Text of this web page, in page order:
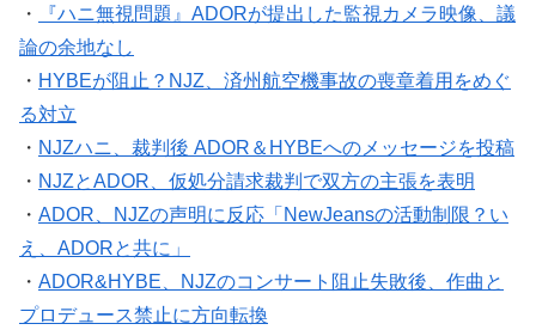
・
『ハニ無視問題』ADORが提出した監視カメラ映像、議
論の余地なし
・ HYBEが阻止？NJZ、済州航空機事故の喪章着用をめぐ
る対立
・ NJZハニ、裁判後 ADOR＆HYBEへのメッセージを投稿
・ NJZとADOR、仮処分請求裁判で双方の主張を表明
・ ADOR、NJZの声明に反応「NewJeansの活動制限？い
え、ADORと共に」
・ ADOR&HYBE、NJZのコンサート阻止失敗後、作曲と
プロデュース禁止に方向転換